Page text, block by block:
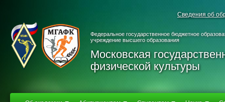
Сведения об
Федеральное государственное бюджетное
учреждение высшего образования
Московская
физической культуры